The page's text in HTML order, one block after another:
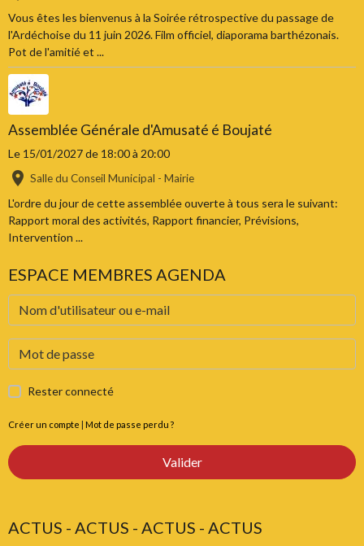
Vous êtes les bienvenus à la Soirée rétrospective du passage de
l'Ardéchoise du 11 juin 2026. Film officiel, diaporama barthézonais.
Pot de l'amitié et ...
Assemblée Générale d'Amusaté é Boujaté
Le 15/01/2027de 18:00à 20:00
Salle du Conseil Municipal - Mairie
L'ordre du jour de cette assemblée ouverte à tous sera le suivant:
Rapport moral des activités, Rapport financier, Prévisions,
Intervention ...
ESPACE MEMBRES AGENDA
Rester connecté
Créer un compte | Mot de passe perdu ?
Valider
ACTUS - ACTUS - ACTUS - ACTUS